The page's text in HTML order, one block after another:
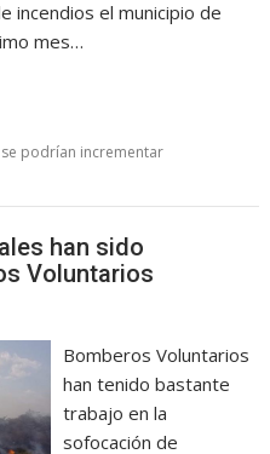
incendios el municipio de
mes…
se podrían incrementar
han sido
Voluntarios
Bomberos Voluntarios
han tenido bastante
trabajo en la
sofocación de